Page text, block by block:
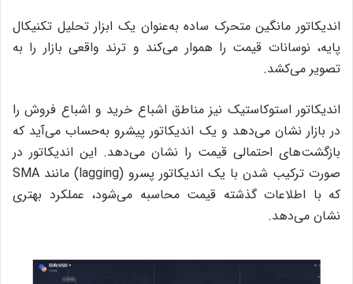
اندیکاتور مانگین متحرک ساده به‌عنوان یک ابزار تحلیل تکنیکال
پایه، نوسانات قیمت را هموار می‌کند و ترند واقعی بازار را به
تصویر می‌کشد.
اندیکاتور استوکاستیک نیز مناطق اشباع خرید و اشباع فروش را
در بازار نشان می‌دهد و یک اندیکاتور پیشرو به‌حساب می‌آید که
بازگشت‌های احتمالی قیمت را نشان می‌دهد. این اندیکاتور در
صورت ترکیب شدن با یک اندیکاتور پسرو (lagging) مانند SMA
که با اطلاعات گذشته قیمت محاسبه می‌شود، عملکرد بهتری
نشان می‌دهد.